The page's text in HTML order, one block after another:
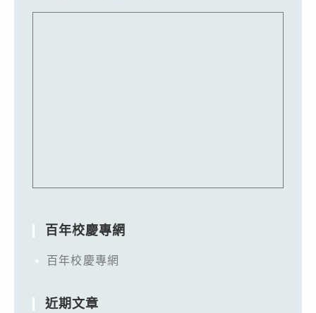
百年校慶專網
百年校慶專網
近期文章